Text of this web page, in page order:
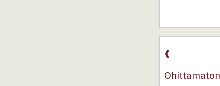
❰
Ohittamaton